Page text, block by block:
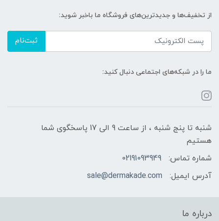
از تخفیف‌ها و جدیدترین‌های فروشگاه ما باخبر شوید:
ثبت‌نام
ما را در شبکه‌های اجتماعی دنبال کنید:
شنبه تا پنج شنبه ، از ساعت 9 الی 17 پاسخگوی شما
هستیم
شماره تماس:
02191093949
آدرس ایمیل:
sale@dermakade.com
درباره ما